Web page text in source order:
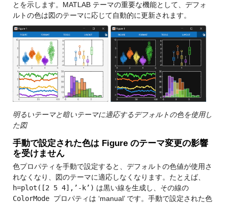
とを示します。MATLAB テーマの重要な機能として、デフォ
ルトの色は図のテーマに応じて自動的に更新されます。
明るいテーマと暗いテーマに適応するデフォルトの色を使用し
た図
手動で設定された色は Figure のテーマ変更の影響
を受けません
色プロパティを手動で設定すると、デフォルトの色値が使用さ
れなくなり、図のテーマに適応しなくなります。たとえば、
h=plot([2 5 4],’-k’) は黒い線を生成し、その線の
ColorMode プロパティは ‘manual’ です。手動で設定された色